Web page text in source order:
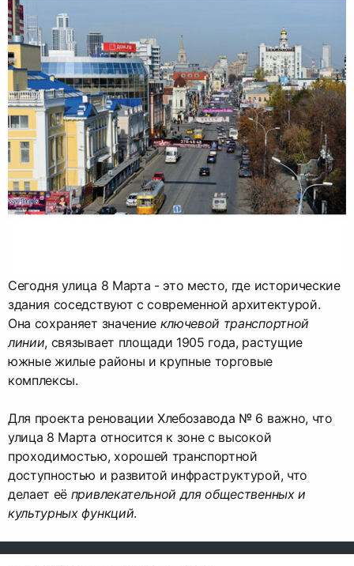
Сегодня улица 8 Марта - это место, где исторические
здания соседствуют с современной архитектурой.
Она сохраняет значение ключевой транспортной
линии, связывает площади 1905 года, растущие
южные жилые районы и крупные торговые
комплексы.
Для проекта реновации Хлебозавода № 6 важно, что
улица 8 Марта относится к зоне с высокой
проходимостью, хорошей транспортной
доступностью и развитой инфраструктурой, что
делает её привлекательной для общественных и
культурных функций.